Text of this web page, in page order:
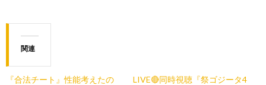
関連
『合法チート』性能考えたの
LIVE🔴同時視聴『祭ゴジータ4